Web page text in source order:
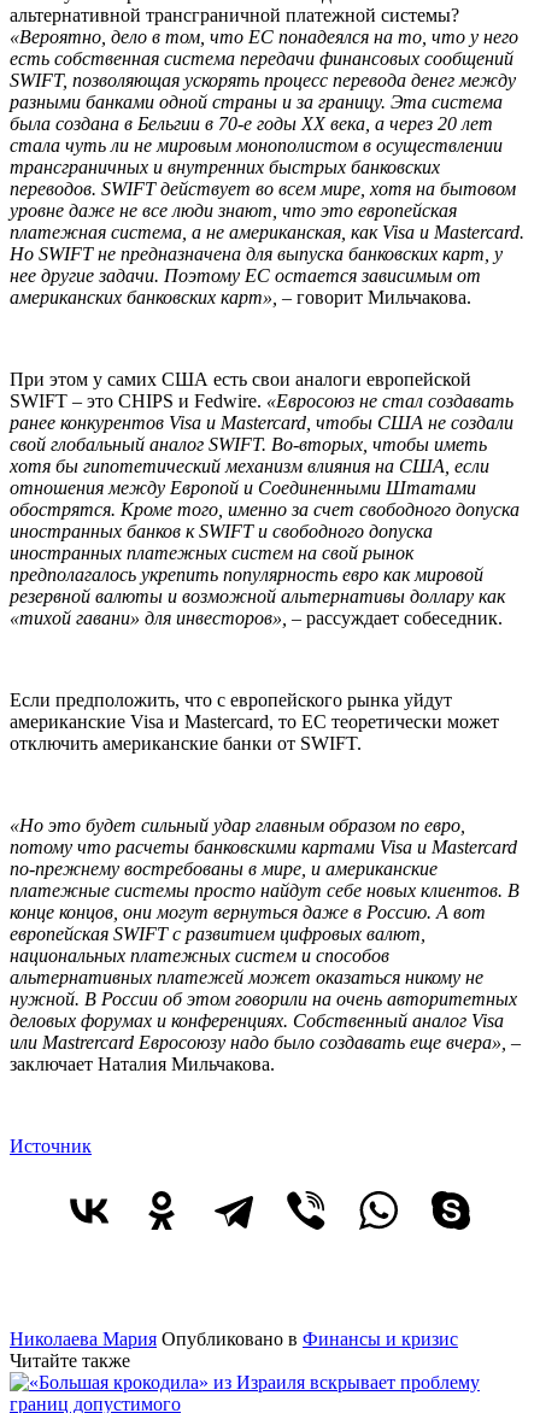
альтернативной трансграничной платежной системы?
«Вероятно, дело в том, что ЕС понадеялся на то, что у него
есть собственная система передачи финансовых сообщений
SWIFT, позволяющая ускорять процесс перевода денег между
разными банками одной страны и за границу. Эта система
была создана в Бельгии в 70-е годы XX века, а через 20 лет
стала чуть ли не мировым монополистом в осуществлении
трансграничных и внутренних быстрых банковских
переводов. SWIFT действует во всем мире, хотя на бытовом
уровне даже не все люди знают, что это европейская
платежная система, а не американская, как Visa и Mastercard.
Но SWIFT не предназначена для выпуска банковских карт, у
нее другие задачи. Поэтому ЕС остается зависимым от
американских банковских карт», – говорит Мильчакова.
При этом у самих США есть свои аналоги европейской
SWIFT – это CHIPS и Fedwire. «Евросоюз не стал создавать
ранее конкурентов Visa и Mastercard, чтобы США не создали
свой глобальный аналог SWIFT. Во-вторых, чтобы иметь
хотя бы гипотетический механизм влияния на США, если
отношения между Европой и Соединенными Штатами
обострятся. Кроме того, именно за счет свободного допуска
иностранных банков к SWIFT и свободного допуска
иностранных платежных систем на свой рынок
предполагалось укрепить популярность евро как мировой
резервной валюты и возможной альтернативы доллару как
«тихой гавани» для инвесторов», – рассуждает собеседник.
Если предположить, что с европейского рынка уйдут
американские Visa и Mastercard, то ЕС теоретически может
отключить американские банки от SWIFT.
«Но это будет сильный удар главным образом по евро,
потому что расчеты банковскими картами Visa и Mastercard
по-прежнему востребованы в мире, и американские
платежные системы просто найдут себе новых клиентов. В
конце концов, они могут вернуться даже в Россию. А вот
европейская SWIFT с развитием цифровых валют,
национальных платежных систем и способов
альтернативных платежей может оказаться никому не
нужной. В России об этом говорили на очень авторитетных
деловых форумах и конференциях. Собственный аналог Visa
или Mastrercard Евросоюзу надо было создавать еще вчера», –
заключает Наталия Мильчакова.
Источник
Николаева Мария Опубликовано в Финансы и кризис
Читайте также